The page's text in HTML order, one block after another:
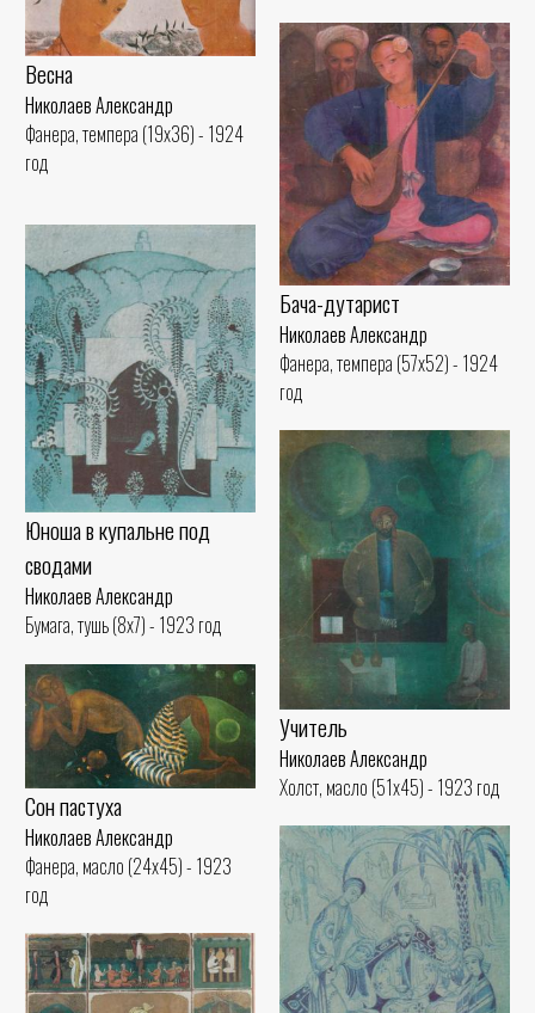
Весна
Николаев Александр
Фанера, темпера (19x36) - 1924
год
Бача-дутарист
Николаев Александр
Фанера, темпера (57x52) - 1924
год
Юноша в купальне под
сводами
Николаев Александр
Бумага, тушь (8x7) - 1923 год
Учитель
Николаев Александр
Холст, масло (51x45) - 1923 год
Сон пастуха
Николаев Александр
Фанера, масло (24x45) - 1923
год